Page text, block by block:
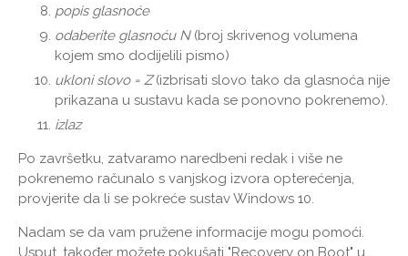
popis glasnoće
odaberite glasnoću N(broj skrivenog volumena
kojem smo dodijelili pismo)
ukloni slovo = Z(izbrisati slovo tako da glasnoća nije
prikazana u sustavu kada se ponovno pokrenemo).
izlaz
Po završetku, zatvaramo naredbeni redak i više ne
pokrenemo računalo s vanjskog izvora opterećenja,
provjerite da li se pokreće sustav Windows 10.
Nadam se da vam pružene informacije mogu pomoći.
Usput, također možete pokušati "Recovery on Boot" u